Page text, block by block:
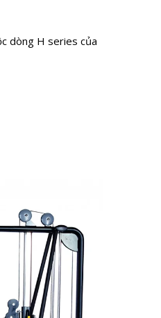
dòng H series của